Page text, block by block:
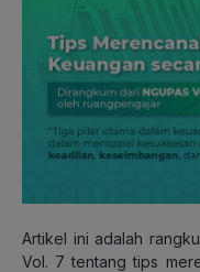
Artikel ini adalah
Vol. 7 tentang tips